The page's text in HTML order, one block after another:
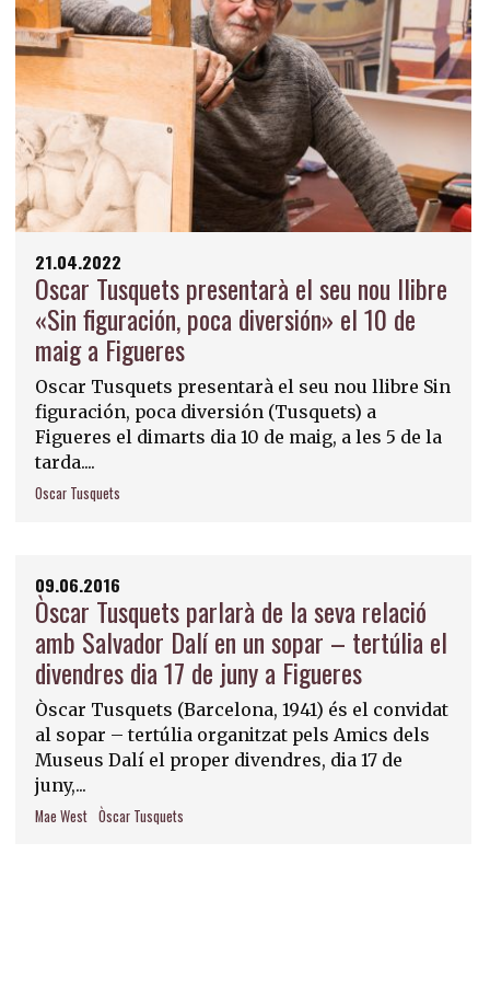
21.04.2022
Oscar Tusquets presentarà el seu nou llibre
«Sin figuración, poca diversión» el 10 de
maig a Figueres
Oscar Tusquets presentarà el seu nou llibre Sin
figuración, poca diversión (Tusquets) a
Figueres el dimarts dia 10 de maig, a les 5 de la
tarda....
Oscar Tusquets
09.06.2016
Òscar Tusquets parlarà de la seva relació
amb Salvador Dalí en un sopar – tertúlia el
divendres dia 17 de juny a Figueres
Òscar Tusquets (Barcelona, 1941) és el convidat
al sopar – tertúlia organitzat pels Amics dels
Museus Dalí el proper divendres, dia 17 de
juny,...
Mae West Òscar Tusquets